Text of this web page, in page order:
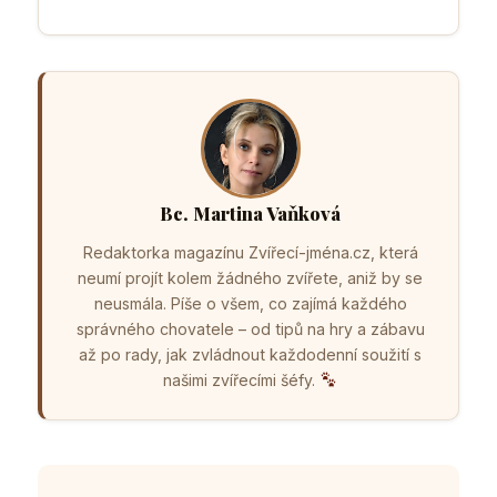
Bc. Martina Vaňková
Redaktorka magazínu Zvířecí-jména.cz, která
neumí projít kolem žádného zvířete, aniž by se
neusmála. Píše o všem, co zajímá každého
správného chovatele – od tipů na hry a zábavu
až po rady, jak zvládnout každodenní soužití s
našimi zvířecími šéfy.